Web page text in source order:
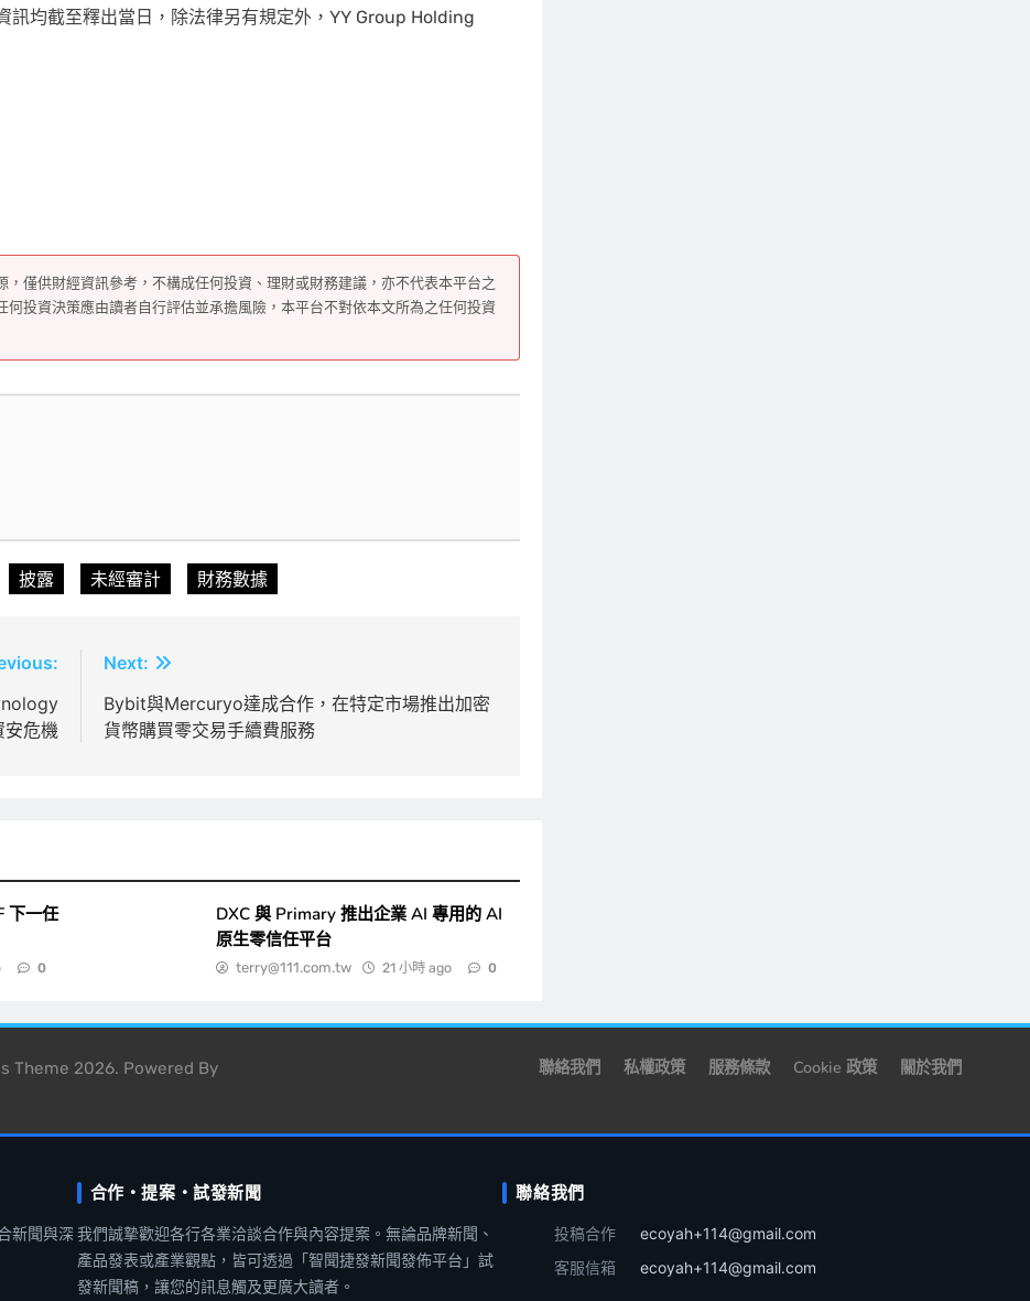
訊均截至釋出當日，除法律另有規定外，YY Group Holding
僅供財經資訊參考，不構成任何投資、理財或財務建議，亦不代表本平台之
投資決策應由讀者自行評估並承擔風險，本平台不對依本文所為之任何投資
披露 未經審計 財務數據
危機
Next:
Bybit與Mercuryo達成合作，在特定市場推出加密
貨幣購買零交易手續費服務
下一任
0
DXC 與 Primary 推出企業 AI 專用的 AI
原生零信任平台
terry@111.com.tw 21 小時 ago 0
Theme 2026. Powered By 聯絡我們 私權政策 服務條款 Cookie 政策 關於我們
新聞與深
合作・提案・試發新聞
我們誠摯歡迎各行各業洽談合作與內容提案。無論品牌新聞、
產品發表或產業觀點，皆可透過「智聞捷發新聞發佈平台」試
發新聞稿，讓您的訊息觸及更廣大讀者。
聯絡我們
投稿合作
ecoyah+114@gmail.com
客服信箱
ecoyah+114@gmail.com